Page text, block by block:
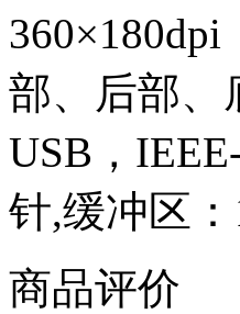
部、后部、
USB，
针,缓冲区
商品评价